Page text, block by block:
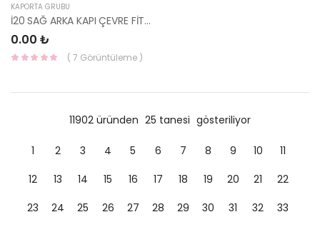
KAPORTA GRUBU
İ20 SAĞ ARKA KAPI ÇEVRE FİTİLİ İ20 2020- 83140-Q0000-HMC
0.00 ₺
( 7 Görüntüleme )
11902 üründen 25 tanesi gösteriliyor
1 2 3 4 5 6 7 8 9 10
11
12
13 14 15 16 17 18 19 20 21
22
23
24 25 26 27 28 29 30 31 32
33